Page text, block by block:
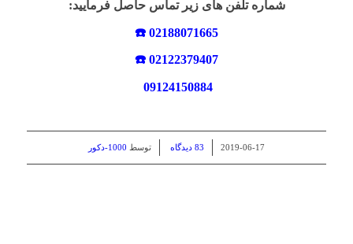
شماره تلفن های زیر تماس حاصل فرمایید:
02188071665 ☎️
02122379407 ☎️
09124150884
2019-06-17/ 83 دیدگاه توسط 1000-دکور